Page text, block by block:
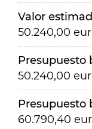
Valor
50.240,00
Presupuesto
50.240,00
Presupuesto
60.790,40